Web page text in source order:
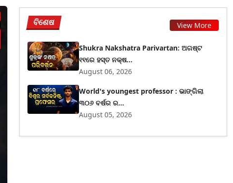
ବିଶେଷ View More
Shukra Nakshatra Parivartan: ଅଗଷ୍ଟ
୧୧ରେ ହସ୍ତ ନକ୍ଷ...
August 06, 2026
World's youngest professor : ଭାଙ୍ଗିଲା
୩୦୬ ବର୍ଷର ର...
August 05, 2026